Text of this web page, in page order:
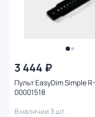
3 444 ₽
Пульт EasyDim Simple
00001518
В наличии 3 шт.